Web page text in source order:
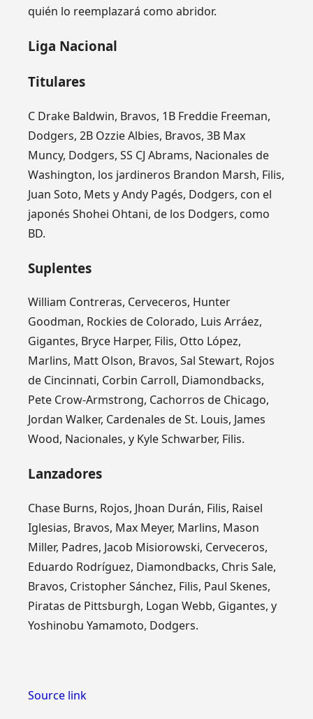
quién lo reemplazará como abridor.
Liga Nacional
Titulares
C Drake Baldwin, Bravos, 1B Freddie Freeman,
Dodgers, 2B Ozzie Albies, Bravos, 3B Max
Muncy, Dodgers, SS CJ Abrams, Nacionales de
Washington, los jardineros Brandon Marsh, Filis,
Juan Soto, Mets y Andy Pagés, Dodgers, con el
japonés Shohei Ohtani, de los Dodgers, como
BD.
Suplentes
William Contreras, Cerveceros, Hunter
Goodman, Rockies de Colorado, Luis Arráez,
Gigantes, Bryce Harper, Filis, Otto López,
Marlins, Matt Olson, Bravos, Sal Stewart, Rojos
de Cincinnati, Corbin Carroll, Diamondbacks,
Pete Crow-Armstrong, Cachorros de Chicago,
Jordan Walker, Cardenales de St. Louis, James
Wood, Nacionales, y Kyle Schwarber, Filis.
Lanzadores
Chase Burns, Rojos, Jhoan Durán, Filis, Raisel
Iglesias, Bravos, Max Meyer, Marlins, Mason
Miller, Padres, Jacob Misiorowski, Cerveceros,
Eduardo Rodríguez, Diamondbacks, Chris Sale,
Bravos, Cristopher Sánchez, Filis, Paul Skenes,
Piratas de Pittsburgh, Logan Webb, Gigantes, y
Yoshinobu Yamamoto, Dodgers.
Source link